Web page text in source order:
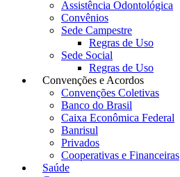
Assistência Odontológica
Convênios
Sede Campestre
Regras de Uso
Sede Social
Regras de Uso
Convenções e Acordos
Convenções Coletivas
Banco do Brasil
Caixa Econômica Federal
Banrisul
Privados
Cooperativas e Financeiras
Saúde